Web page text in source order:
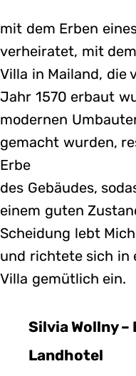
mit dem Erben
verheiratet, mit
Villa in Mailand, die
Jahr 1570 erbaut
modernen
gemacht wurden,
Erbe
des Gebäudes,
einem guten
Scheidung lebt
und richtete sich in
Villa gemütlich ein.
Silvia Wollny –
Landhotel